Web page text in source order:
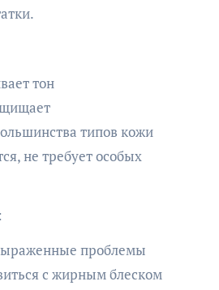
тон
типов кожи
не требует особых
проблемы
с жирным блеском